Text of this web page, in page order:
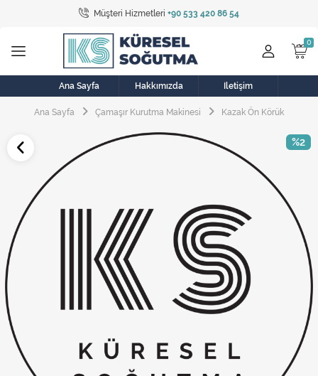
Müşteri Hizmetleri +90 533 420 86 54
Tüm Kategoriler
Bulaşık Makinesi
Buzdolabı
Çamaşır Kurutma Makinesi
Elektrikli Aksamlar
Elektrikli Süpürge
Fan
Fırın, Ocak ve Aspiratör
Klima
Ana Sayfa Hakkımızda İletişim
Ana Sayfa Çamaşır Kurutma Makinesi Kazak Ön Körük
%2